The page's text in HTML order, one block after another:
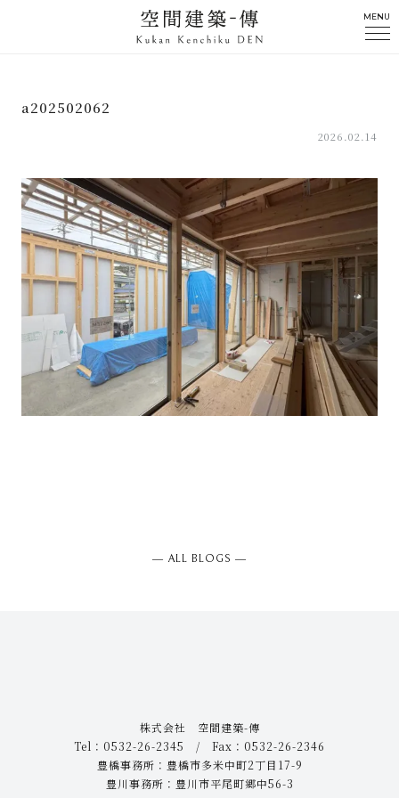
MENU
a202502062
2026.02.14
― ALL BLOGS ―
株式会社 空間建築-傳
Tel：0532-26-2345 / Fax：0532-26-2346
豊橋事務所：豊橋市多米中町2丁目17-9
豊川事務所：豊川市平尾町郷中56-3